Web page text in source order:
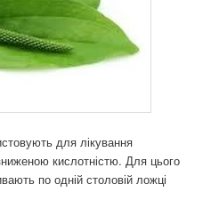
для лікування
кислотністю. Для цього
по одній столовій ложці